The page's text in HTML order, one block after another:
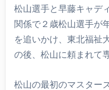
松山選手と早藤キャデ
関係で２歳松山選手が
を追いかけ、東北福祉
の後、松山に頼まれて
松山の最初のマスター